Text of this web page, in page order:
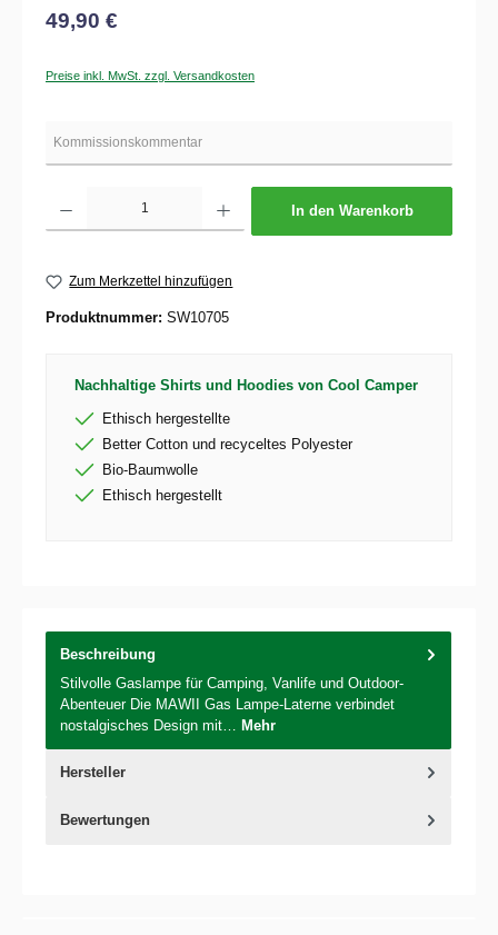
49,90 €
Preise inkl. MwSt. zzgl. Versandkosten
In den Warenkorb
Zum Merkzettel hinzufügen
Produktnummer: SW10705
Nachhaltige Shirts und Hoodies von Cool Camper
Ethisch hergestellte
Better Cotton und recyceltes Polyester
Bio-Baumwolle
Ethisch hergestellt
Beschreibung
Stilvolle Gaslampe für Camping, Vanlife und Outdoor-
Abenteuer Die MAWII Gas Lampe-Laterne verbindet
nostalgisches Design mit… Mehr
Hersteller
Bewertungen